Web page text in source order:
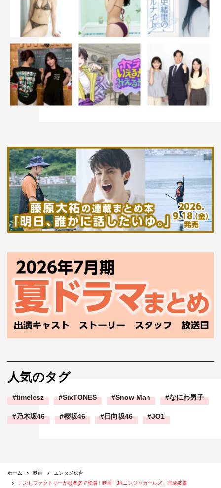
人気のタグ
timelesz SixTONES Snow Man なにわ男子
乃木坂46 櫻坂46 日向坂46 JO1
ホーム 映画
エンタメ総合
こぶしファクトリーが忍者姿で登場！映画「JKニンジャガールズ」完成披露